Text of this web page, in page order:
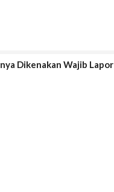
Dikenakan Wajib Lapor